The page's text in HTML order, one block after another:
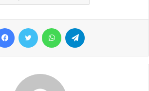
FacebookTwitter WhatsApp